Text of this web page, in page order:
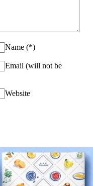
Name (*)
Email (will not be
Website